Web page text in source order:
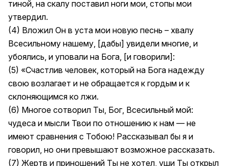
тиной, на скалу поставил ноги мои, стопы мои
утвердил.
(4) Вложил Он в уста мои новую песнь – хвалу
Всесильному нашему, [дабы] увидели многие, и
убоялись, и уповали на Бога, [и говорили]:
(5) «Счастлив человек, который на Бога надежду
свою возлагает и не обращается к гордым и к
склоняющимся ко лжи.
(6) Многое сотворил Ты, Бог, Всесильный мой:
чудеса и мысли Твои по отношению к нам — не
имеют сравнения с Тобою! Рассказывал бы я и
говорил, но они превышают возможное рассказать.
(7) Жертв и приношений Ты не хотел, уши Ты открыл